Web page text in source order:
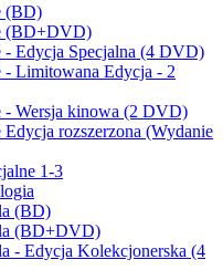
(BD)
(BD+DVD)
- Edycja Specjalna (4 DVD)
- Limitowana Edycja - 2
- Wersja kinowa (2 DVD)
rozszerzona (Wydanie
1-3
(BD)
(BD+DVD)
- Edycja Kolekcjonerska (4